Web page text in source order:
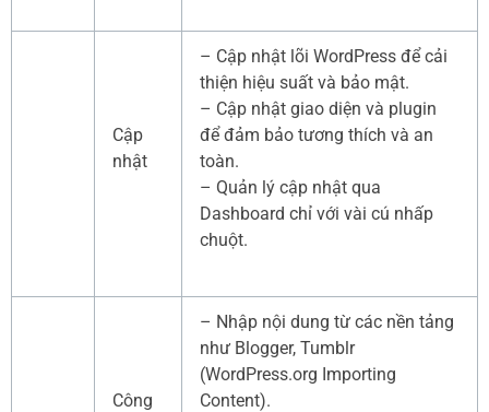
Cập
nhật
– Cập nhật lõi WordPress để cải
thiện hiệu suất và bảo mật.
– Cập nhật giao diện và plugin
để đảm bảo tương thích và an
toàn.
– Quản lý cập nhật qua
Dashboard chỉ với vài cú nhấp
chuột.
Công
– Nhập nội dung từ các nền tảng
như Blogger, Tumblr
(WordPress.org Importing
Content).